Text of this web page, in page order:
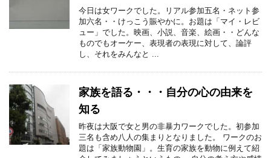
今日は女ワークでした。リアル参加五名・ネット参
加六名・・けっこう賑やかに。お題は「マイ・レビ
ュー」でした。映画、小説、音楽、絵画・・どんな
ものでもオーケー、表現者の表現に対して、論評
し、それをみんなと ...
家族を語る・・・自分の心の由来を
知る
昨夜は大阪で女と男の非暴力ワークでした。初参加
三名も含め八人の集まりとなりました。 ワークのお
題は「家族動物園」。生育の家族を動物に例えて紹